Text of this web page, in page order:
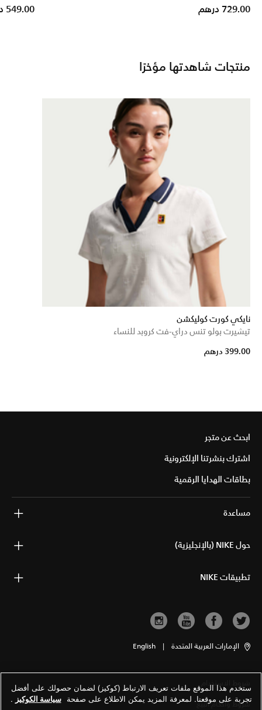
729.00 درهم
from549.00 درهم
منتجات شاهدتها مؤخرًا
نايكي كورت كوليكشن
تيشيرت بولو تنس دراي-فت كروبد للنساء
399.00 درهم
ابحث عن متجر
اشترك بنشرتنا الإلكترونية
بطاقات الهدايا الرقمية
مساعدة
حول NIKE (بالإنجليزية)
تطبيقات NIKE
الإمارات العربية المتحدة |
English
شروط الاستخدام
شروط وأحكام البيع
ستخدم هذا الموقع ملفات تعريف الارتباط (كوكيز) لضمان حصولك على أفضل
تجربة على موقعنا. لمعرفة المزيد يمكن الاطلاع على صفحة سياسة الكوكيز .